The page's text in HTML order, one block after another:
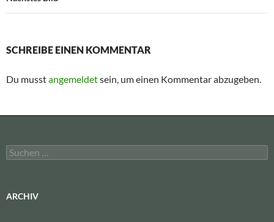
SCHREIBE EINEN KOMMENTAR
Du musstangemeldetsein, um einen Kommentar abzugeben.
Suchen
nach:
ARCHIV